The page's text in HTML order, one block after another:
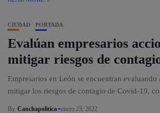
CIUDAD PORTADA
Evalúan empresarios
mitigar riesgos de
Empresarios en León se encuentran evaluando
mitigar los riesgos de contagio de Covid-19,
By Canchapolitica enero 23, 2022